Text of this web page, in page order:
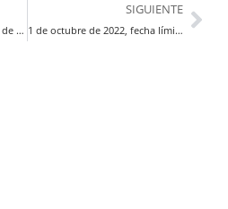
Cei Prevención responsable de la prevención del C.D Bidasoa
SIGUIENTE
1 de octubre de 2022, fecha límite para la formación en prevención de riesgos laborales de las plantillas del Sector Metal